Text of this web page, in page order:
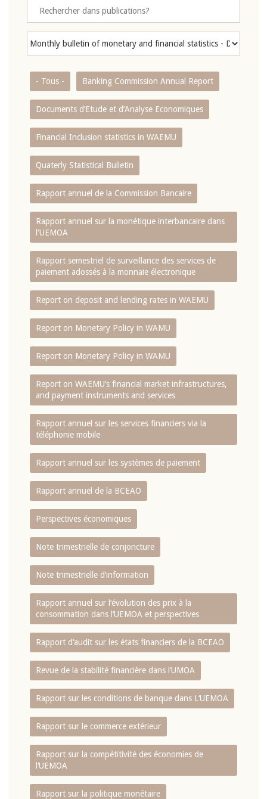
- Tous - Banking Commission Annual Report
Documents d’Etude et d’Analyse Economiques
Financial Inclusion statistics in WAEMU
Quaterly Statistical Bulletin
Rapport annuel de la Commission Bancaire
Rapport annuel sur la monétique interbancaire dans
l'UEMOA
Rapport semestriel de surveillance des services de
paiement adossés à la monnaie électronique
Report on deposit and lending rates in WAEMU
Report on Monetary Policy in WAMU
Report on Monetary Policy in WAMU
Report on WAEMU’s financial market infrastructures,
and payment instruments and services
Rapport annuel sur les services financiers via la
téléphonie mobile
Rapport annuel sur les systèmes de paiement
Rapport annuel de la BCEAO
Perspectives économiques
Note trimestrielle de conjoncture
Note trimestrielle d‘information
Rapport annuel sur l‘évolution des prix à la
consommation dans l‘UEMOA et perspectives
Rapport d‘audit sur les états financiers de la BCEAO
Revue de la stabilité financière dans l‘UMOA
Rapport sur les conditions de banque dans L‘UEMOA
Rapport sur le commerce extérieur
Rapport sur la compétitivité des économies de
l‘UEMOA
Rapport sur la politique monétaire